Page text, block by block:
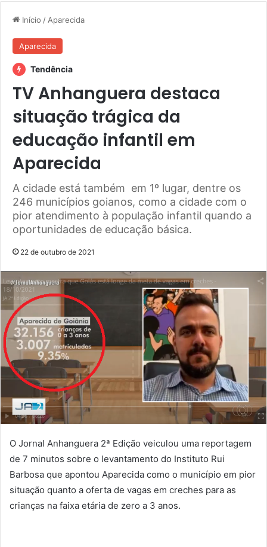
Início / Aparecida
Aparecida
Tendência
TV Anhanguera destaca
situação trágica da
educação infantil em
Aparecida
A cidade está também em 1º lugar, dentre os
246 municípios goianos, como a cidade com o
pior atendimento à população infantil quando a
oportunidades de educação básica.
22 de outubro de 2021
O Jornal Anhanguera 2ª Edição veiculou uma reportagem
de 7 minutos sobre o levantamento do Instituto Rui
Barbosa que apontou Aparecida como o município em pior
situação quanto a oferta de vagas em creches para as
crianças na faixa etária de zero a 3 anos.